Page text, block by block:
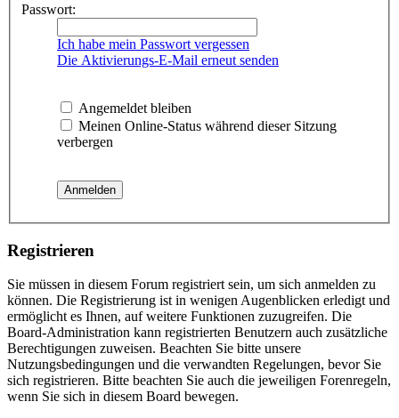
Passwort:
Ich habe mein Passwort vergessen
Die Aktivierungs-E-Mail erneut senden
Angemeldet bleiben
Meinen Online-Status während dieser Sitzung
verbergen
Registrieren
Sie müssen in diesem Forum registriert sein, um sich anmelden zu
können. Die Registrierung ist in wenigen Augenblicken erledigt und
ermöglicht es Ihnen, auf weitere Funktionen zuzugreifen. Die
Board-Administration kann registrierten Benutzern auch zusätzliche
Berechtigungen zuweisen. Beachten Sie bitte unsere
Nutzungsbedingungen und die verwandten Regelungen, bevor Sie
sich registrieren. Bitte beachten Sie auch die jeweiligen Forenregeln,
wenn Sie sich in diesem Board bewegen.